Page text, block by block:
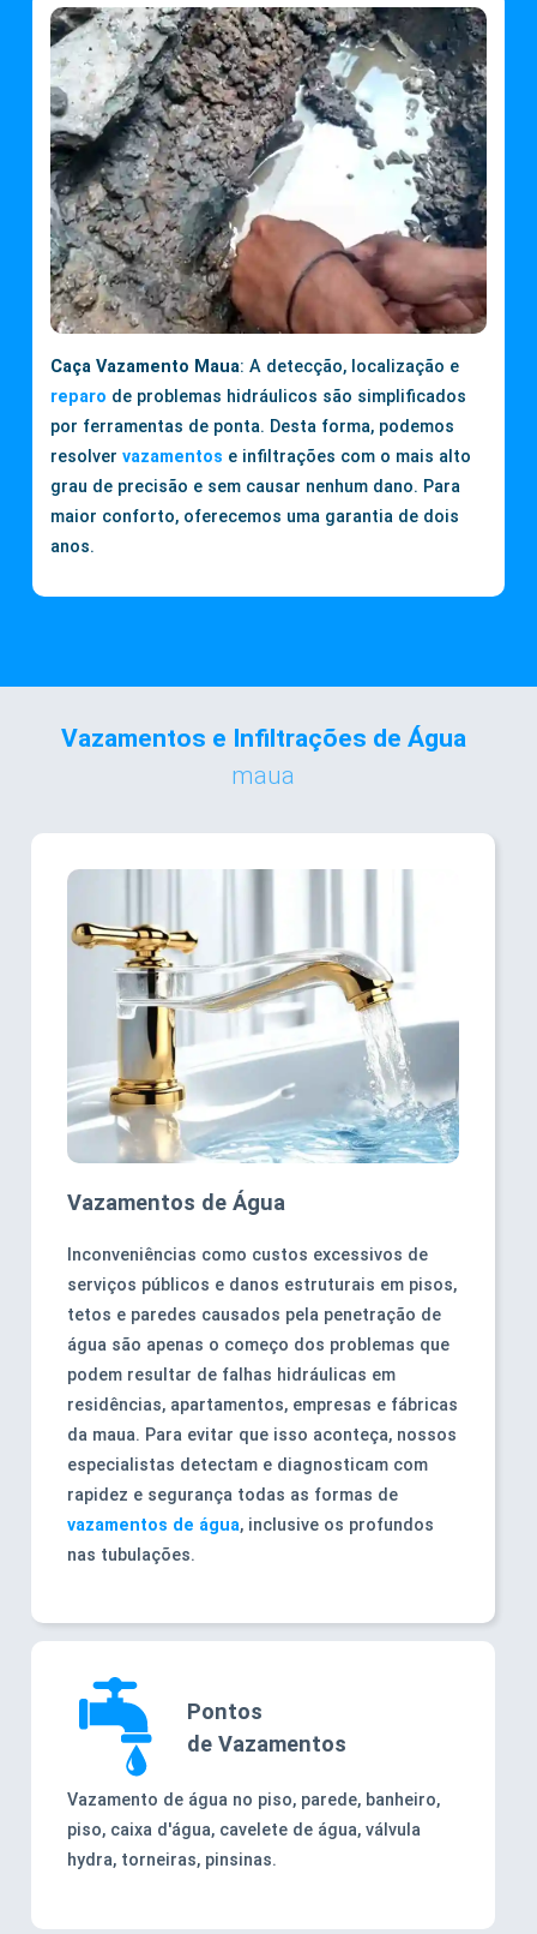
Caça Vazamento Maua: A detecção, localização e
reparo de problemas hidráulicos são simplificados
por ferramentas de ponta. Desta forma, podemos
resolvervazamentos e infiltrações com o mais alto
grau de precisão e sem causar nenhum dano. Para
maior conforto, oferecemos uma garantia de dois
anos.
Vazamentos e Infiltrações de Água
maua
Vazamentos de Água
Inconveniências como custos excessivos de
serviços públicos e danos estruturais em pisos,
tetos e paredes causados pela penetração de
água são apenas o começo dos problemas que
podem resultar de falhas hidráulicas em
residências, apartamentos, empresas e fábricas
da maua. Para evitar que isso aconteça, nossos
especialistas detectam e diagnosticam com
rapidez e segurança todas as formas de
vazamentos de água, inclusive os profundos
nas tubulações.
Pontos
de Vazamentos
Vazamento de água no piso, parede, banheiro,
piso, caixa d'água, cavelete de água, válvula
hydra, torneiras, pinsinas.